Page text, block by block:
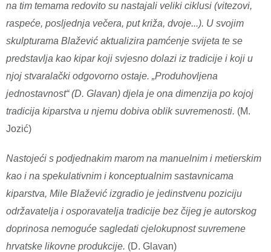
na tim temama redovito su nastajali veliki ciklusi (vitezovi,
raspeće, posljednja večera, put križa, dvoje...). U svojim
skulpturama Blažević aktualizira pamćenje svijeta te se
predstavlja kao kipar koji svjesno dolazi iz tradicije i koji u
njoj stvaralački odgovorno ostaje. „Produhovljena
jednostavnost“ (D. Glavan) djela je ona dimenzija po kojoj
tradicija kiparstva u njemu dobiva oblik suvremenosti. (M.
Jozić)
Nastojeći s podjednakim marom na manuelnim i metierskim
kao i na spekulativnim i konceptualnim sastavnicama
kiparstva, Mile Blažević izgradio je jedinstvenu poziciju
održavatelja i osporavatelja tradicije bez čijeg je autorskog
doprinosa nemoguće sagledati cjelokupnost suvremene
hrvatske likovne produkcije. (D. Glavan)